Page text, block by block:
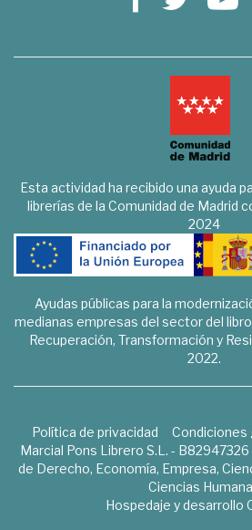
Esta actividad ha recibido una ayuda
librerías de la Comunidad de Madrid
2024
Ayudas públicas para la
medianas empresas del sector del
Recuperación, Transformación y
2022.
Política de privacidad Condiciones
Marcial Pons Librero S.L. -
de Derecho, Economía, Empresa,
Ciencias
Hospedaje y desarrollo